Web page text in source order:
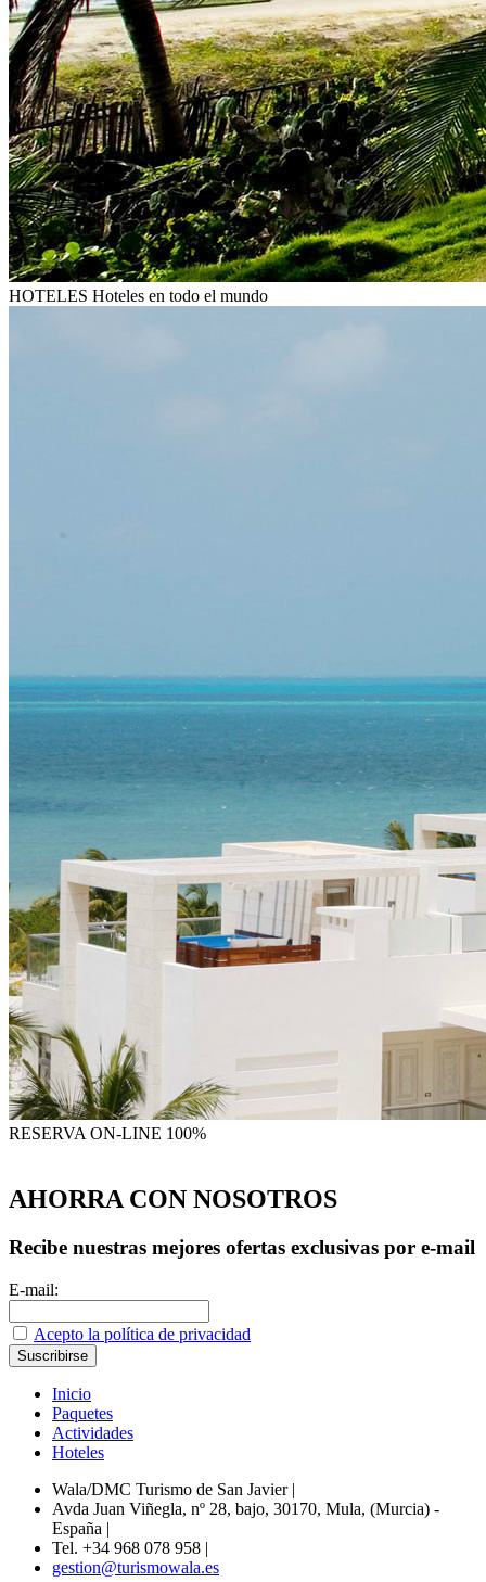
HOTELES Hoteles en todo el mundo
RESERVA ON-LINE 100%
AHORRA CON NOSOTROS
Recibe nuestras mejores ofertas exclusivas por e-mail
E-mail:
Acepto la política de privacidad
Inicio
Paquetes
Actividades
Hoteles
Wala/DMC Turismo de San Javier |
Avda Juan Viñegla, nº 28, bajo, 30170, Mula, (Murcia) -
España |
Tel. +34 968 078 958 |
gestion@turismowala.es